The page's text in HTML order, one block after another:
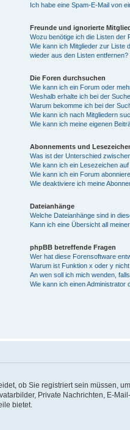
Ich habe eine Spam-E-Mail von
Freunde und ignorierte
Wozu benötige ich die Listen der
Wie kann ich Mitglieder zur Liste
wieder aus den Listen entfernen?
Die Foren durchsuchen
Wie kann ich ein Forum oder
Weshalb erhalte ich bei der
Warum bekomme ich bei der
Wie kann ich nach Mitgliedern
Wie kann ich meine eigenen
Abonnements und
Was ist der Unterschied
Wie kann ich ein Lesezeichen
Wie kann ich ein Forum
Wie deaktiviere ich meine
Dateianhänge
Welche Dateianhänge sind in
Kann ich eine Übersicht all
phpBB betreffende Fragen
Wer hat diese Forensoftware
Warum ist Funktion x oder y
An wen soll ich mich wenden,
Wie kann ich einen Administrator
ob Sie registriert sein müssen,
Private Nachrichten, E-
bietet.